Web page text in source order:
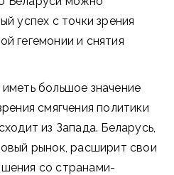
успех с точки зрения
гегемонии и снятия
большое значение
смягчения политики
из Запада. Беларусь,
рынок, расширит свои
со странами-